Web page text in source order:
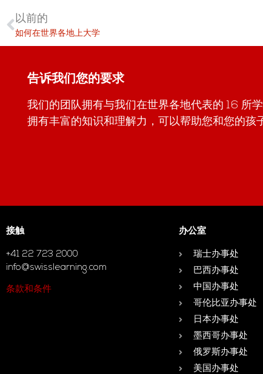
以前的
如何在世界各地上大学
告诉我们您的要求
我们的团队拥有与我们在世界各地代表的 16 所
拥有丰富的知识和理解力，可以帮助您和您的孩
接触
+41 22 723 2000
info@swisslearning.com
条款和条件
办公室
瑞士办事处
巴西办事处
中国办事处
哥伦比亚办事处
日本办事处
墨西哥办事处
俄罗斯办事处
美国办事处